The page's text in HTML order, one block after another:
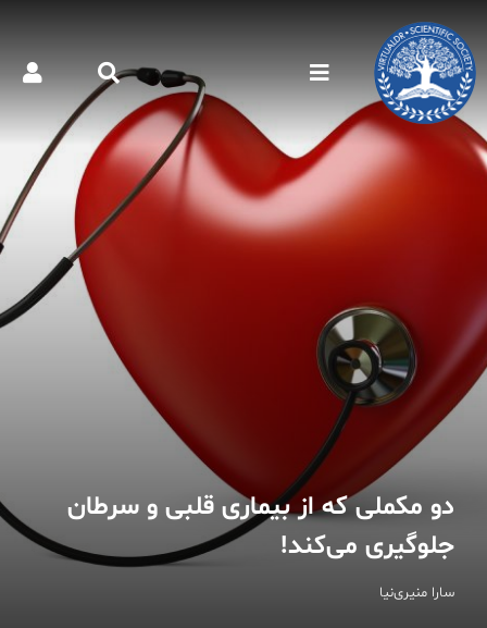
دکتر مجازی - دارو‌ها
سارا منیری‌نیا
دو مکملی که از بیماری قلبی و سرطان
جلوگیری می‌کند!